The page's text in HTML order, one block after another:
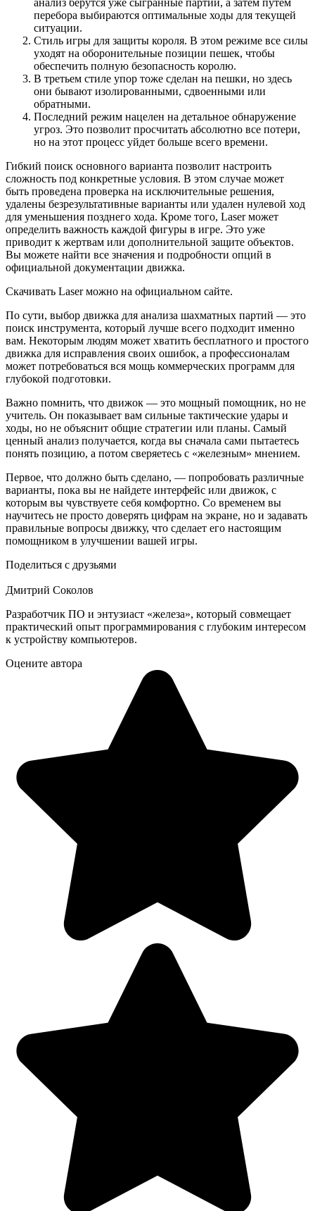
перебора выбираются оптимальные ходы для текущей
ситуации.
Стиль игры для защиты короля. В этом режиме все силы
уходят на оборонительные позиции пешек, чтобы
обеспечить полную безопасность королю.
В третьем стиле упор тоже сделан на пешки, но здесь
они бывают изолированными, сдвоенными или
обратными.
Последний режим нацелен на детальное обнаружение
угроз. Это позволит просчитать абсолютно все потери,
но на этот процесс уйдет больше всего времени.
Гибкий поиск основного варианта позволит настроить
сложность под конкретные условия. В этом случае может
быть проведена проверка на исключительные решения,
удалены безрезультативные варианты или удален нулевой ход
для уменьшения позднего хода. Кроме того, Laser может
определить важность каждой фигуры в игре. Это уже
приводит к жертвам или дополнительной защите объектов.
Вы можете найти все значения и подробности опций в
официальной документации движка.
Скачивать Laser можно на официальном сайте.
По сути, выбор движка для анализа шахматных партий — это
поиск инструмента, который лучше всего подходит именно
вам. Некоторым людям может хватить бесплатного и простого
движка для исправления своих ошибок, а профессионалам
может потребоваться вся мощь коммерческих программ для
глубокой подготовки.
Важно помнить, что движок — это мощный помощник, но не
учитель. Он показывает вам сильные тактические удары и
ходы, но не объяснит общие стратегии или планы. Самый
ценный анализ получается, когда вы сначала сами пытаетесь
понять позицию, а потом сверяетесь с «железным» мнением.
Первое, что должно быть сделано, — попробовать различные
варианты, пока вы не найдете интерфейс или движок, с
которым вы чувствуете себя комфортно. Со временем вы
научитесь не просто доверять цифрам на экране, но и задавать
правильные вопросы движку, что сделает его настоящим
помощником в улучшении вашей игры.
Поделиться с друзьями
Дмитрий Соколов
Разработчик ПО и энтузиаст «железа», который совмещает
практический опыт программирования с глубоким интересом
к устройству компьютеров.
Оцените автора